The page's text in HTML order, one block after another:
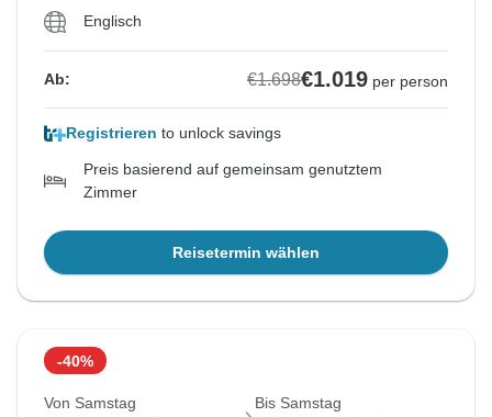
Englisch
Ab: €1.698€1.019 per person
Registrieren to unlock savings
Preis basierend auf gemeinsam genutztem
Zimmer
Reisetermin wählen
-40%
Von Samstag Bis Samstag